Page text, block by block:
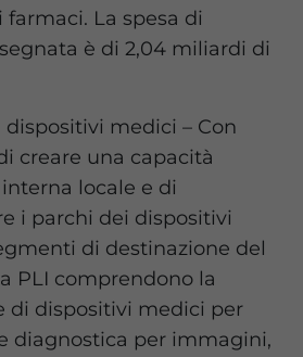
farmaci. La spesa di
è di 2,04 miliardi di
dispositivi medici – Con
creare una capacità
locale e di
i parchi dei dispositivi
di destinazione del
PLI comprendono la
di dispositivi medici per
diagnostica per immagini,